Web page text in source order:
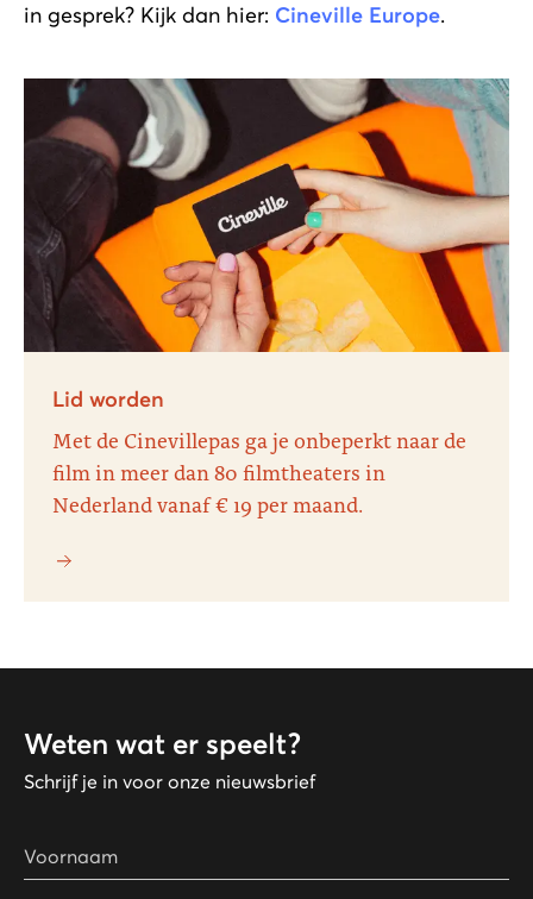
in gesprek? Kijk dan hier: Cineville Europe.
Lid worden
Met de Cinevillepas ga je onbeperkt naar de
film in meer dan 80 filmtheaters in
Nederland vanaf € 19 per maand.
Weten wat er speelt?
Schrijf je in voor onze nieuwsbrief
Voornaam